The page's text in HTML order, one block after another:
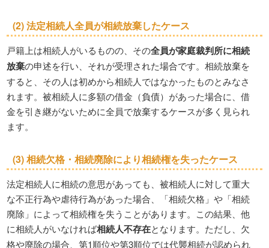
(2) 法定相続人全員が相続放棄したケース
戸籍上は相続人がいるものの、その全員が家庭裁判所に相続
放棄の申述を行い、それが受理された場合です。相続放棄を
すると、その人は初めから相続人ではなかったものとみなさ
れます。被相続人に多額の借金（負債）があった場合に、借
金を引き継がないために全員で放棄するケースが多く見られ
ます。
(3) 相続欠格・相続廃除により相続権を失ったケース
法定相続人に相続の意思があっても、被相続人に対して重大
な不正行為や虐待行為があった場合、「相続欠格」や「相続
廃除」によって相続権を失うことがあります。この結果、他
に相続人がいなければ相続人不存在となります。ただし、欠
格や廃除の場合、第1順位や第3順位では代襲相続が認められ